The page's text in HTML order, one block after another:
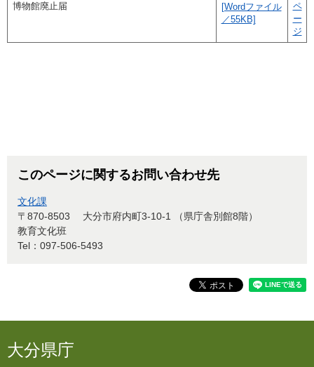
博物館廃止届
[Wordファイル
／55KB]
ペ
ー
ジ
このページに関するお問い合わせ先
文化課
〒870-8503
大分市府内町3-10-1 （県庁舎別館8階）
教育文化班
Tel：097-506-5493
大分県庁